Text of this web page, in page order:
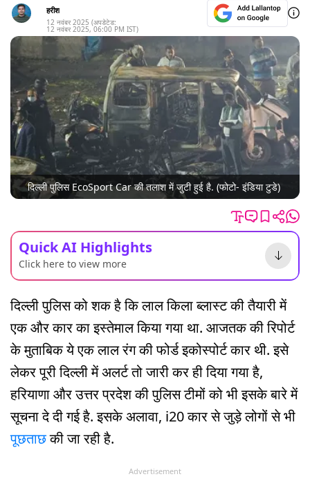
हरीश
12 नवंबर 2025 (अपडेटेड:
12 नवंबर 2025, 06:00 PM IST)
दिल्ली पुलिस EcoSport Car की तलाश में जुटी हुई है. (फोटो- इंडिया टुडे)
Quick AI Highlights
Click here to view more
दिल्ली पुलिस को शक है कि लाल किला ब्लास्ट की तैयारी में
एक और कार का इस्तेमाल किया गया था. आजतक की रिपोर्ट
के मुताबिक ये एक लाल रंग की फोर्ड इकोस्पोर्ट कार थी. इसे
लेकर पूरी दिल्ली में अलर्ट तो जारी कर ही दिया गया है,
हरियाणा और उत्तर प्रदेश की पुलिस टीमों को भी इसके बारे में
सूचना दे दी गई है. इसके अलावा, i20 कार से जुड़े लोगों से भी
पूछताछकी जा रही है.
Advertisement